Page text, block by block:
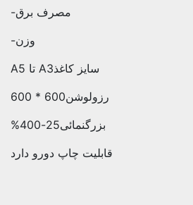
مصرف برق-
وزن-
سایز کاغذA3 تا A5
رزولوشن600 * 600
بزرگنمائی25-400%
قابلیت چاپ دورو دارد